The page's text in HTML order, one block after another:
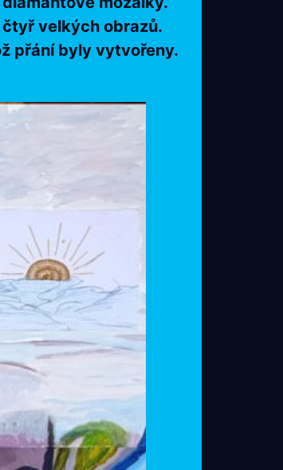
velkých obrazů.
přání byly vytvořeny.